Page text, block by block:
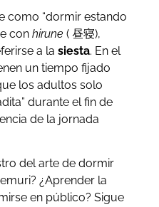
como “dormir estando
con hirune ( 昼寝),
a la siesta. En el
un tiempo fijado
los adultos solo
durante el fin de
de la jornada
del arte de dormir
¿Aprender la
en público? Sigue